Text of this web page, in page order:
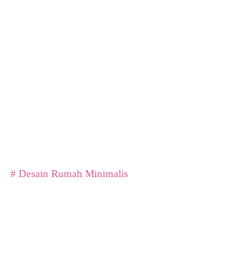
# Desain Rumah Minimalis